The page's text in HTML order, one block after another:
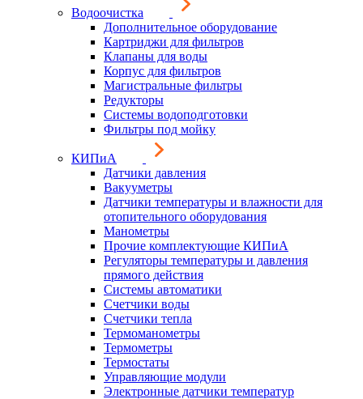
Водоочистка
Дополнительное оборудование
Картриджи для фильтров
Клапаны для воды
Корпус для фильтров
Магистральные фильтры
Редукторы
Системы водоподготовки
Фильтры под мойку
КИПиА
Датчики давления
Вакууметры
Датчики температуры и влажности для
отопительного оборудования
Манометры
Прочие комплектующие КИПиА
Регуляторы температуры и давления
прямого действия
Системы автоматики
Счетчики воды
Счетчики тепла
Термоманометры
Термометры
Термостаты
Управляющие модули
Электронные датчики температур